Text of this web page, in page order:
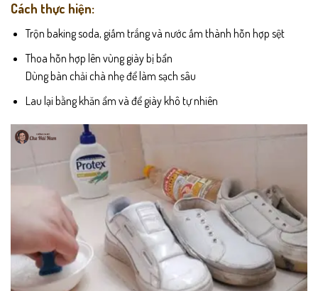
Cách thực hiện:
Trộn baking soda, giấm trắng và nước ấm thành hỗn hợp sệt
Thoa hỗn hợp lên vùng giày bị bẩn
Dùng bàn chải chà nhẹ để làm sạch sâu
Lau lại bằng khăn ẩm và để giày khô tự nhiên